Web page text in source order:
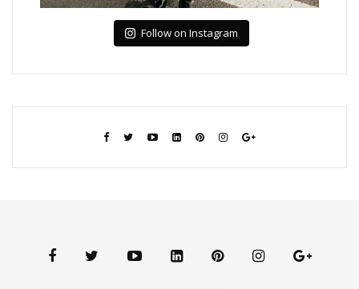
Follow on Instagram